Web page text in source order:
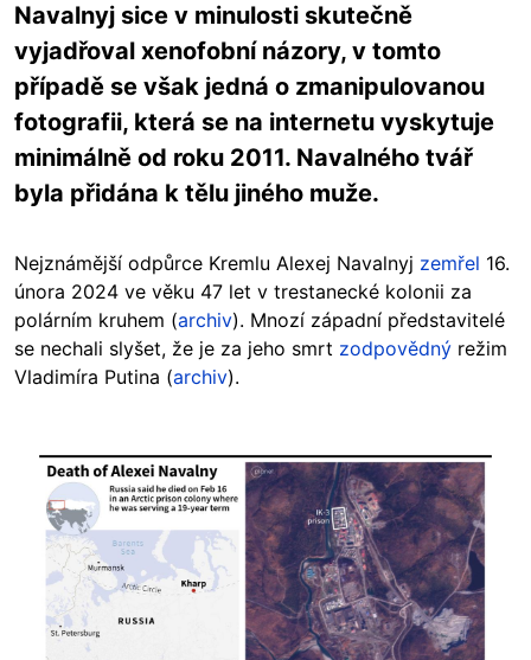
Navalnyj sice v minulosti skutečně
vyjadřoval xenofobní názory, v tomto
případě se však jedná o zmanipulovanou
fotografii, která se na internetu vyskytuje
minimálně od roku 2011. Navalného tvář
byla přidána k tělu jiného muže.
Nejznámější odpůrce Kremlu Alexej Navalnyj zemřel 16.
února 2024 ve věku 47 let v trestanecké kolonii za
polárním kruhem (archiv). Mnozí západní představitelé
se nechali slyšet, že je za jeho smrt zodpovědný režim
Vladimíra Putina (archiv).
Image